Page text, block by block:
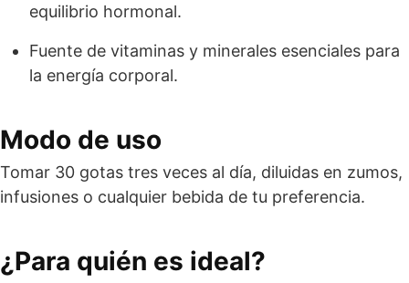
equilibrio hormonal.
Fuente de vitaminas y minerales esenciales para
la energía corporal.
Modo de uso
Tomar 30 gotas tres veces al día, diluidas en zumos,
infusiones o cualquier bebida de tu preferencia.
¿Para quién es ideal?